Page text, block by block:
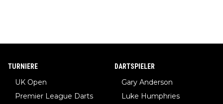
TURNIERE
UK Open
Premier League Darts
DARTSPIELER
Gary Anderson
Luke Humphries